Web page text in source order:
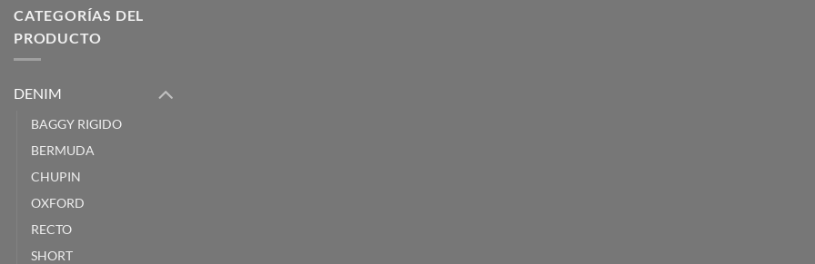
CATEGORÍAS DEL
PRODUCTO
DENIM
BAGGY RIGIDO
BERMUDA
CHUPIN
OXFORD
RECTO
SHORT